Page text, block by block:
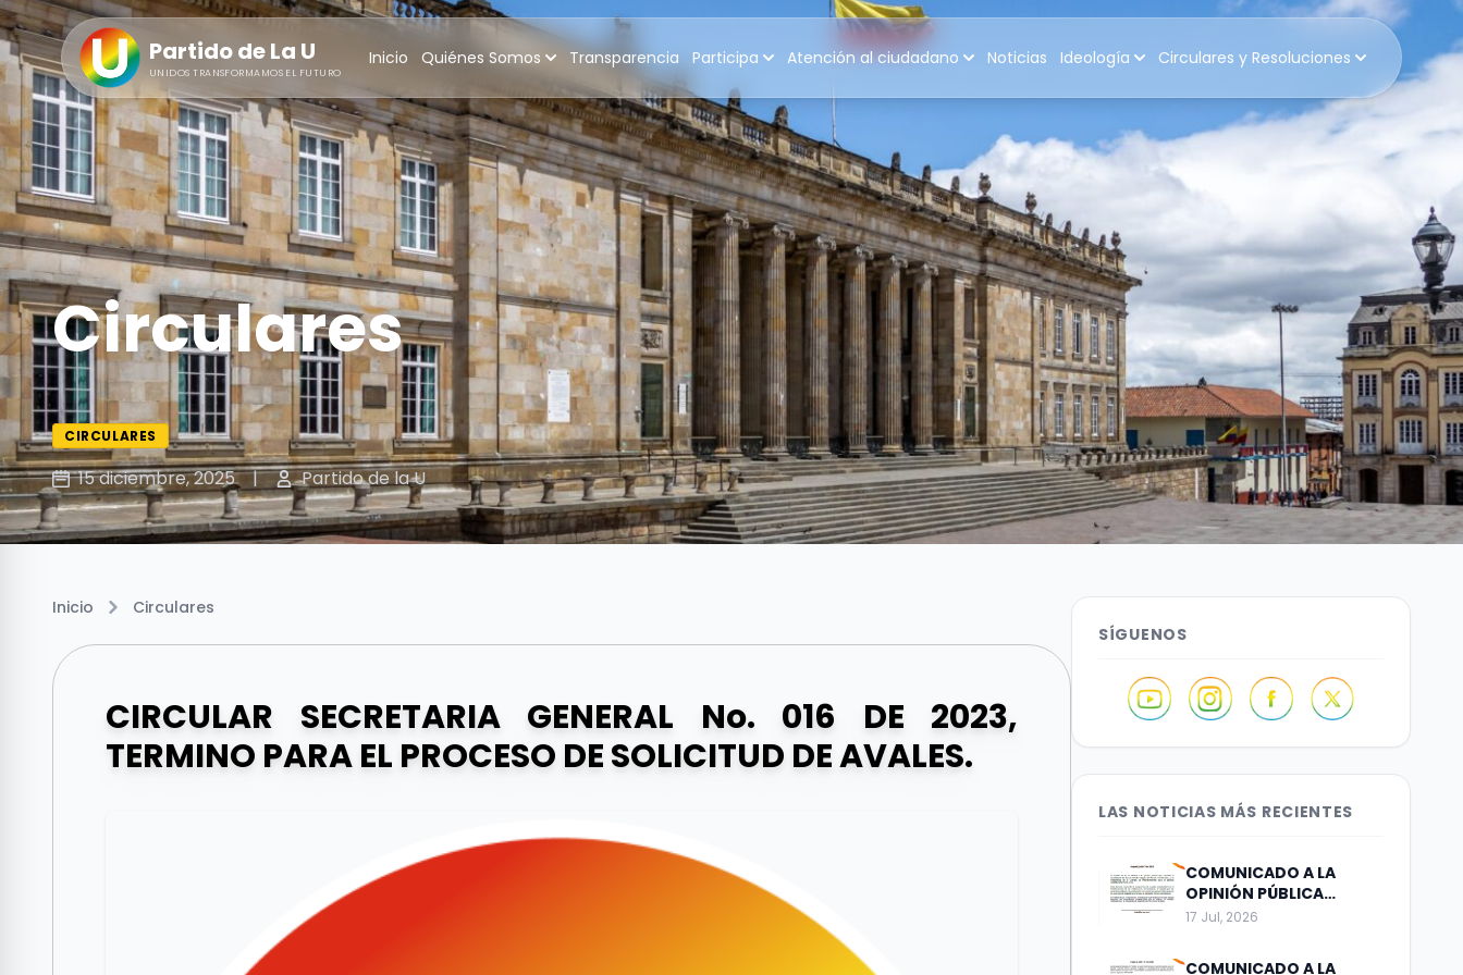
Partido de La U
UNIDOS TRANSFORMAMOS EL FUTURO
Inicio Quiénes Somos Transparencia Participa Atención al ciudadano Noticias Ideología Circulares y Resoluciones
Circulares
CIRCULARES
15 diciembre, 2025 | Partido de la U
Inicio Circulares
CIRCULAR SECRETARIA GENERAL No. 016 DE 2023,
TERMINO PARA EL PROCESO DE SOLICITUD DE AVALES.
SÍGUENOS
LAS NOTICIAS MÁS RECIENTES
COMUNICADO A LA
OPINIÓN PÚBLICA
Bogotá, julio 17 de 2026
17 Jul, 2026
COMUNICADO A LA